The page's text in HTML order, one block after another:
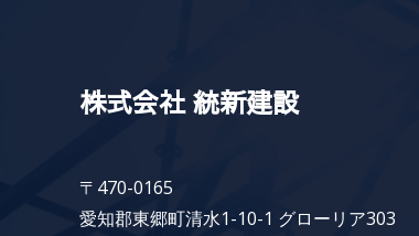
株式会社 統新建設
〒470-0165
愛知郡東郷町清水1-10-1 グローリア303